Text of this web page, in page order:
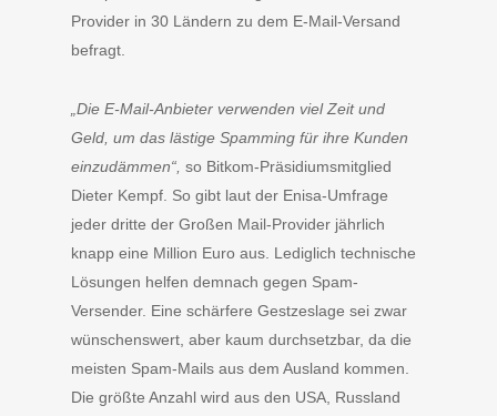
Provider in 30 Ländern zu dem E-Mail-Versand
befragt.
„Die E-Mail-Anbieter verwenden viel Zeit und
Geld, um das lästige Spamming für ihre Kunden
einzudämmen“, so Bitkom-Präsidiumsmitglied
Dieter Kempf. So gibt laut der Enisa-Umfrage
jeder dritte der Großen Mail-Provider jährlich
knapp eine Million Euro aus. Lediglich technische
Lösungen helfen demnach gegen Spam-
Versender. Eine schärfere Gestzeslage sei zwar
wünschenswert, aber kaum durchsetzbar, da die
meisten Spam-Mails aus dem Ausland kommen.
Die größte Anzahl wird aus den USA, Russland